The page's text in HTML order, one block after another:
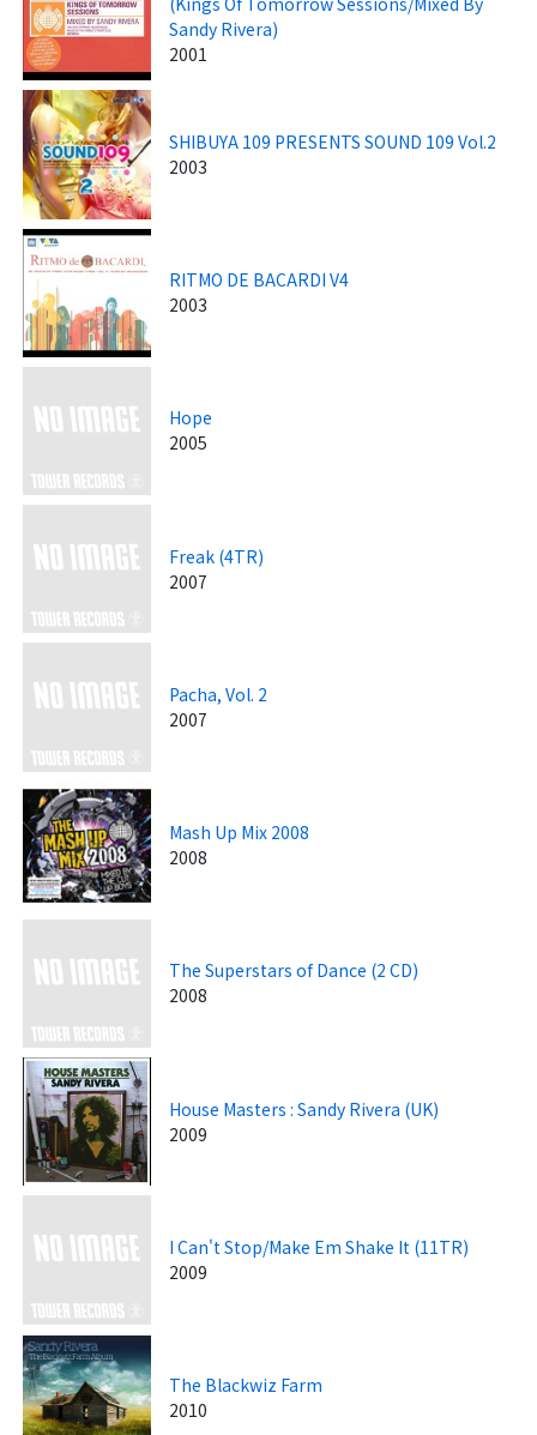
Sandy Rivera)
2001
SHIBUYA 109 PRESENTS SOUND 109 Vol.2
2003
RITMO DE BACARDI V4
2003
Hope
2005
Freak (4TR)
2007
Pacha, Vol. 2
2007
Mash Up Mix 2008
2008
The Superstars of Dance (2 CD)
2008
House Masters : Sandy Rivera (UK)
2009
I Can't Stop/Make Em Shake It (11TR)
2009
The Blackwiz Farm
2010